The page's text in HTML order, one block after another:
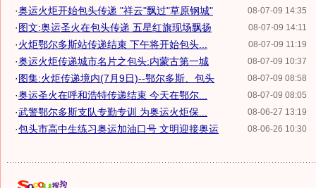
08-07-09 14:35
·奥运火炬开始包头传递 "祥云"飘过"草原钢城"
08-07-09 14:11
·图文:奥运圣火在包头传递 五星红旗现场飘扬
08-07-09 11:19
·火炬鄂尔多斯站传递结束 下午将开始包头...
08-07-09 10:37
·奥运火炬传递城市名片之包头:内蒙古第一城
08-07-09 08:58
·图集:火炬传递境内(7月9日)--鄂尔多斯、包头
08-07-09 08:05
·奥运圣火在呼和浩特传递结束 今天在鄂尔...
08-06-27 13:19
·武警鄂尔多斯支队专勤专训 为奥运火炬保...
08-06-26 10:30
·包头市高中生练习奥运加油口号 文明迎接奥运